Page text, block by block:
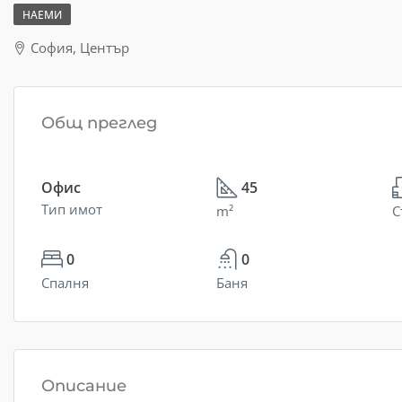
НАЕМИ
София, Център
Общ преглед
Офис
Тип имот
45
m²
0
Спалня
0
Баня
Описание